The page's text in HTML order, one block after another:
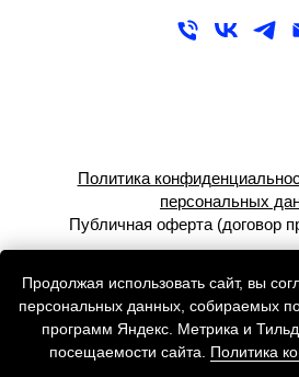
Политика
персональных
Публичная оферта (договор
с согласия их владельцев.
разрешено исключительно
данными. Использование (в том
распространение)
Продолжая использовать сайт, вы
персональных данных, собираемых
программ Яндекс. Метрика и
посещаемости сайта. Политика